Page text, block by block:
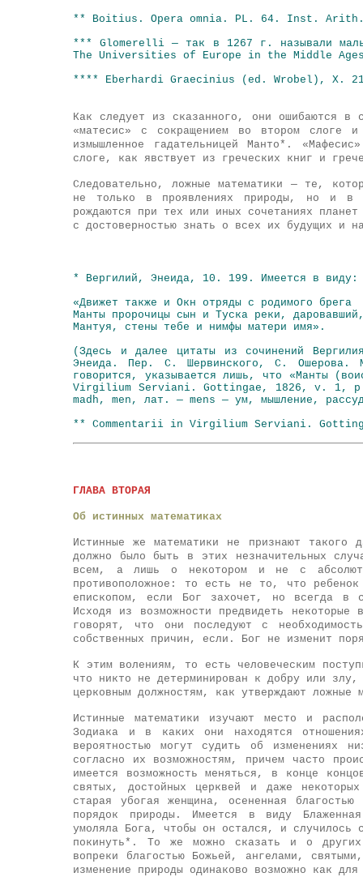
** Boitius. Opera omnia. PL. 64. Inst.
*** Glomerelli — так в 1267 г. называли
The Universities of Europe in the Middle
**** Eberhardi Graecinius (ed. Wrobel), X.
Как следует из сказанного, они ошибаются в
«матесис» с сокращением во втором
измышленное гадательницей Манто*.
слоге, как явствует из греческих книг и
Следовательно, ложные математики — те,
не только в проявлениях природы, но и в
рождаются при тех или иных сочетаниях
с достоверностью знать о всех их будущих и
* Вергилий, Энеида, 10. 199. Имеется в виду:
«Движет также и Окн отряды с родимого брега
Манты пророчицы сын и Туска реки,
Мантуя, стены тебе и нимфы матери имя».
(Здесь и далее цитаты из сочинений
Энеида. Пер. С. Шервинского, С. Ошерова.
говорится, указывается лишь, что «Манты
Virgilium Serviani. Gottingae, 1826, v. 1, p.
madh, men, лат. — mens — ум, мышление,
** Commentarii in Virgilium Serviani.
ГЛАВА ВТОРАЯ
Об истинных математиках
Истинные же математики не признают
должно было быть в этих незначительных
всем, а лишь о некотором и не с
противоположное: то есть не то, что
епископом, если Бог захочет, но всегда в
Исходя из возможности предвидеть
говорят, что они последуют с
собственных причин, если. Бог не изменит
К этим волениям, то есть человеческим
что никто не детерминирован к добру или
церковным должностям, как утверждают ложные
Истинные математики изучают место и
Зодиака и в каких они находятся
вероятностью могут судить об
согласно их возможностям, причем часто
имеется возможность меняться, в конце
святых, достойных церквей и даже
старая убогая женщина, осененная
порядок природы. Имеется в виду
умоляла Бога, чтобы он остался, и случилось
покинуть*. То же можно сказать и о
вопреки благостью Божьей, ангелами,
изменение природы одинаково возможно как